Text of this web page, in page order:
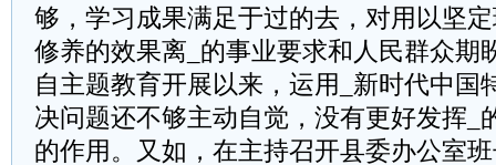
够，学习成果满足于过的去，对用以坚
修养的效果离_的事业要求和人民群众期
自主题教育开展以来，运用_新时代中国
决问题还不够主动自觉，没有更好发挥_
的作用。又如，在主持召开县委办公室